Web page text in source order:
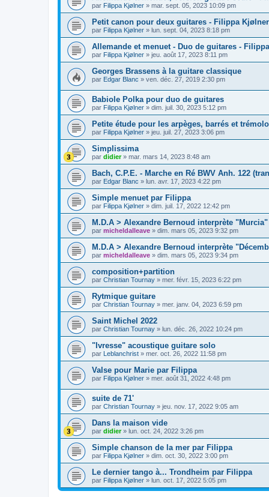
par Filippa Kjølner » mar. sept. 05, 2023 10:09 pm
Petit canon pour deux guitares - Filippa Kjølner
par Filippa Kjølner » lun. sept. 04, 2023 8:18 pm
Allemande et menuet - Duo de guitares -
par Filippa Kjølner » jeu. août 17, 2023 8:11 pm
Georges Brassens à la guitare classique
par Edgar Blanc » ven. déc. 27, 2019 2:30 pm
Babiole Polka pour duo de guitares
par Filippa Kjølner » dim. juil. 30, 2023 5:12 pm
Petite étude pour les arpèges, barrés et
par Filippa Kjølner » jeu. juil. 27, 2023 3:06 pm
Simplissima
par didier» mar. mars 14, 2023 8:48 am
Bach, C.P.E. - Marche en Ré BWV Anh. 122
par Edgar Blanc » lun. avr. 17, 2023 4:22 pm
Simple menuet par Filippa
par Filippa Kjølner » dim. juil. 17, 2022 12:42 pm
M.D.A > Alexandre Bernoud interprète
par micheldalleave » dim. mars 05, 2023 9:32 pm
M.D.A > Alexandre Bernoud interprète
par micheldalleave » dim. mars 05, 2023 9:34 pm
composition+partition
par Christian Tournay » mer. févr. 15, 2023 6:22 pm
Rytmique guitare
par Christian Tournay » mer. janv. 04, 2023 6:59 pm
Saint Michel 2022
par Christian Tournay » lun. déc. 26, 2022 10:24 pm
"Ivresse" acoustique guitare solo
par Leblanchrist » mer. oct. 26, 2022 11:58 pm
Valse pour Marie par Filippa
par Filippa Kjølner » mer. août 31, 2022 4:48 pm
suite de 71'
par Christian Tournay » jeu. nov. 17, 2022 9:05 am
Dans la maison vide
par didier» lun. oct. 24, 2022 3:26 pm
Simple chanson de la mer par Filippa
par Filippa Kjølner » dim. oct. 30, 2022 3:00 pm
Le dernier tango à... Trondheim par Filippa
par Filippa Kjølner » lun. oct. 17, 2022 5:05 pm